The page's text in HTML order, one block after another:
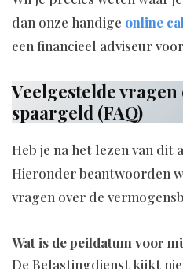
dan onze handige online
een financieel adviseur
Veelgestelde
spaargeld (FAQ)
Heb je na het lezen van dit
Hieronder beantwoorden
vragen over de
Wat is de peildatum voor
De Belastingdienst kijkt